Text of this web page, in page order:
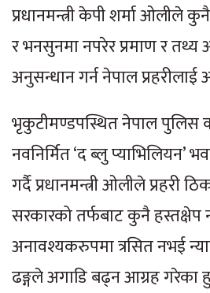
प्रधानमन्त्री केपी शर्मा ओलीले
र भनसुनमा नपरेर प्रमाण र तथ्य
अनुसन्धान गर्न नेपाल
भृकुटीमण्डपस्थित नेपाल पुलिस
नवनिर्मित ‘द ब्लु
गर्दै प्रधानमन्त्री ओलीले प्रहरी
सरकारको तर्फबाट कुनै हस्तक्षेप
अनावश्यकरुपमा त्रसित नभई
ढङ्गले अगाडि बढ्न आग्रह गरेका